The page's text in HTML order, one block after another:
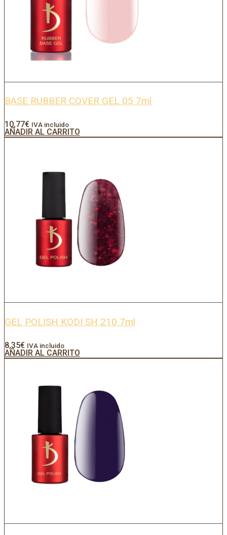
BASE RUBBER COVER GEL 05 7ml
10,77€ IVA incluido
AÑADIR AL CARRITO
GEL POLISH KODI SH 210 7ml
8,35€ IVA incluido
AÑADIR AL CARRITO